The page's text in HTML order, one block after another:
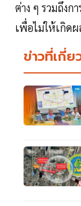
ต่าง ๆ รวมถึงก
เพื่อไม่ให้เกิด
ข่าวที่เกี่